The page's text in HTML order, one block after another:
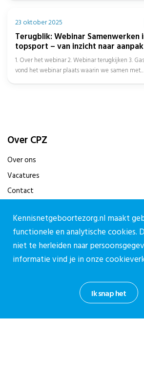
23 oktober 2025
Terugblik: Webinar Samenwerken
topsport – van inzicht naar aanpak
1. Over het webinar 2. Webinar terugkijken 3.
vond het webinar plaats waarin we samen met...
Over CPZ
Over ons
Vacatures
Contact
Contact
Contactpagina
Mercatorlaan 1200, 3528 BL Utrecht
Ik snap het
Kennisnetgeboortezorg.nl maakt
functionele en analytische cookies.
niet te herleiden naar
informatie vind je in onze